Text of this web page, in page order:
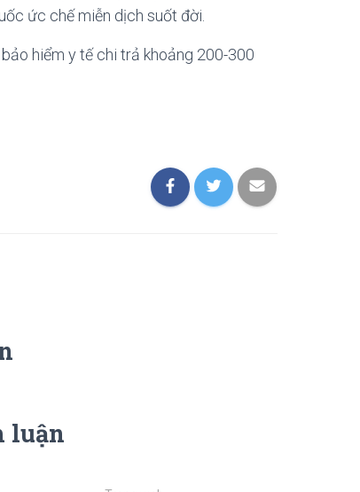
ức chế miễn dịch suốt đời.
hiểm y tế chi trả khoảng 200-300
luận